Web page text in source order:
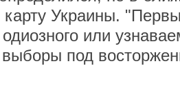
Украины.
или
выборы под